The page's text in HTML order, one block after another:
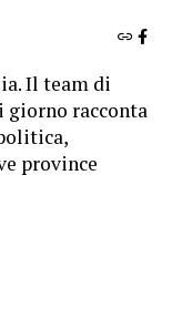
Il team di
racconta
province